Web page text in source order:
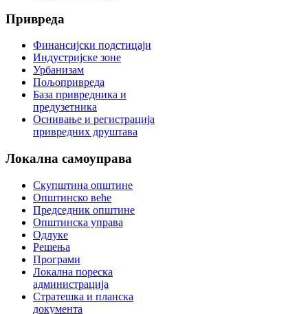
Привреда
Финансијски подстицаји
Индустријске зоне
Урбанизам
Пољопривреда
База привредника и
предузетника
Оснивање и регистрација
привредних друштава
Локална самоуправа
Скупштина општине
Општинско веће
Председник општине
Општинска управа
Одлуке
Решења
Програми
Локална пореска
администрација
Стратешка и планска
документа